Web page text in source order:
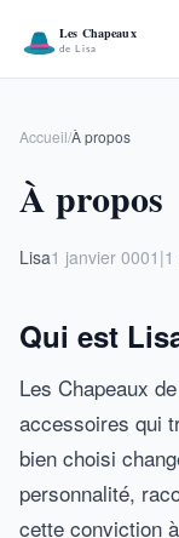
Accueil/À propos
À propos
Lisa1 janvier 0001 |
Qui est
Les Chapeaux
accessoires qui
bien choisi
personnalité,
cette conviction